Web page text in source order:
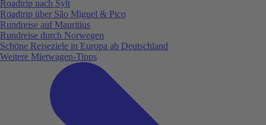
Roadtrip nach Sylt
Roadtrip über São Miguel & Pico
Rundreise auf Mauritius
Rundreise durch Norwegen
Schöne Reiseziele in Europa ab Deutschland
Weitere Mietwagen-Tipps